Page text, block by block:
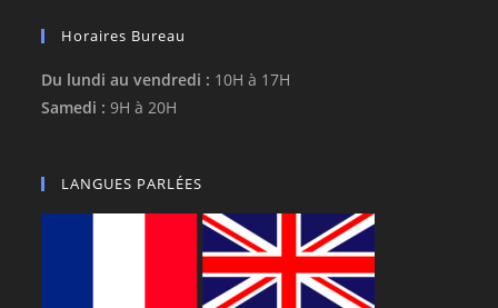
Horaires Bureau
Du lundi au vendredi : 10H à 17H
Samedi : 9H à 20H
LANGUES PARLÉES